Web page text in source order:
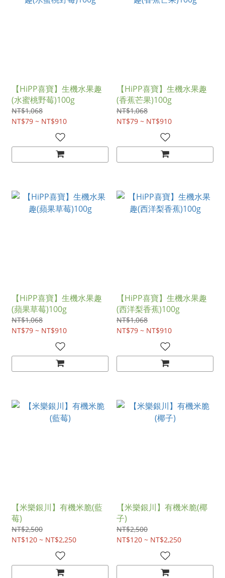
【HiPP喜寶】生機水果趣
(水蜜桃野莓)100g
NT$1,068
NT$79 ~ NT$910
【HiPP喜寶】生機水果趣
(香蕉芒果)100g
NT$1,068
NT$79 ~ NT$910
【HiPP喜寶】生機水果趣
(蘋果草莓)100g
NT$1,068
NT$79 ~ NT$910
【HiPP喜寶】生機水果趣
(西洋梨香蕉)100g
NT$1,068
NT$79 ~ NT$910
【米樂銀川】有機米脆(藍
莓)
NT$2,500
NT$120 ~ NT$2,250
【米樂銀川】有機米脆(椰
子)
NT$2,500
NT$120 ~ NT$2,250